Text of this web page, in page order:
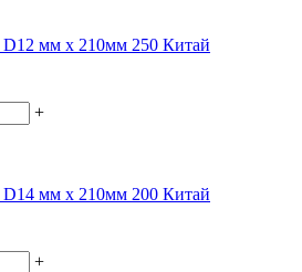
D12 мм x 210мм 250 Китай
+
D14 мм x 210мм 200 Китай
+